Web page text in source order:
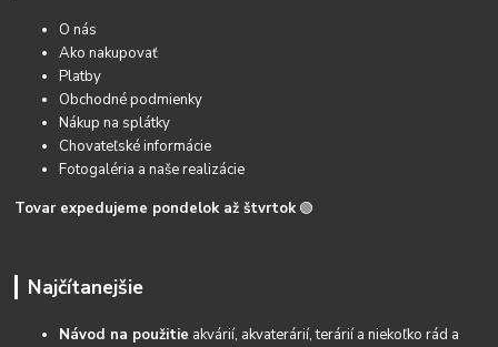
O nás
Ako nakupovať
Platby
Obchodné podmienky
Nákup na splátky
Chovateľské informácie
Fotogaléria a naše realizácie
Tovar expedujeme pondelok až štvrtok 🟢
Najčítanejšie
Návod na použitie akvárií, akvaterárií, terárií a niekoľko rád a